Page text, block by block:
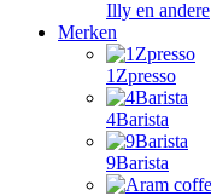
Illy en andere
Merken
1Zpresso
4Barista
9Barista